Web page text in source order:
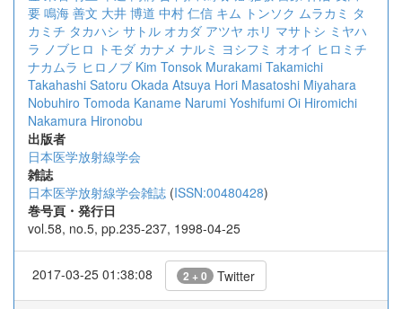
要 鳴海 善文 大井 博道 中村 仁信 キム トンソク ムラカミ タ
カミチ タカハシ サトル オカダ アツヤ ホリ マサトシ ミヤハ
ラ ノブヒロ トモダ カナメ ナルミ ヨシフミ オオイ ヒロミチ
ナカムラ ヒロノブ Kim Tonsok Murakami Takamichi
Takahashi Satoru Okada Atsuya Hori Masatoshi Miyahara
Nobuhiro Tomoda Kaname Narumi Yoshifumi Oi Hiromichi
Nakamura Hironobu
出版者
日本医学放射線学会
雑誌
日本医学放射線学会雑誌 (ISSN:00480428)
巻号頁・発行日
vol.58, no.5, pp.235-237, 1998-04-25
2017-03-25 01:38:08 2 + 0 Twitter